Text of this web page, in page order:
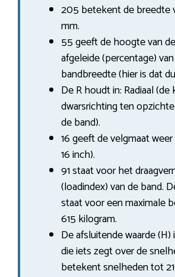
205 betekent de breedte
mm.
55 geeft de hoogte van
afgeleide (percentage)
bandbreedte (hier is dat
De R houdt in: Radiaal
dwarsrichting ten
de band).
16 geeft de velgmaat
16 inch).
91 staat voor het
(loadindex) van de band.
staat voor een maximale
615 kilogram.
De afsluitende waarde (H)
die iets zegt over de
betekent snelheden tot